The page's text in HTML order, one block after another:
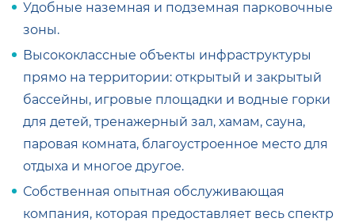
Удобные наземная и подземная парковочные
зоны.
Высококлассные объекты инфраструктуры
прямо на территории: открытый и закрытый
бассейны, игровые площадки и водные горки
для детей, тренажерный зал, хамам, сауна,
паровая комната, благоустроенное место для
отдыха и многое другое.
Собственная опытная обслуживающая
компания, которая предоставляет весь спектр